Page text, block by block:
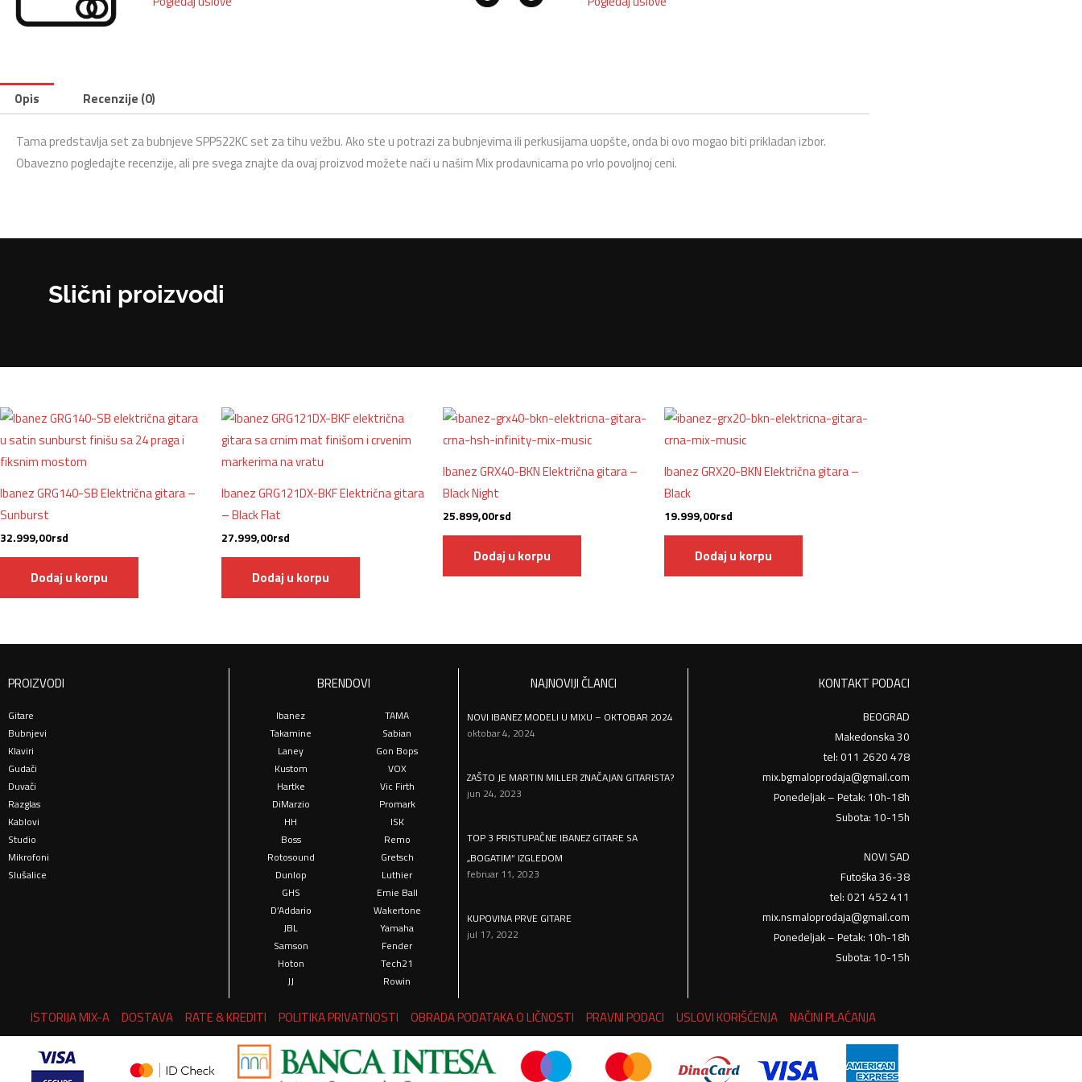
Opis Recenzije (0)
Tama predstavlja set za bubnjeve SPP522KC set za tihu vežbu. Ako ste u potrazi za bubnjevima ili perkusijama uopšte, onda bi ovo mogao biti prikladan izbor.
Obavezno pogledajte recenzije, ali pre svega znajte da ovaj proizvod možete naći u našim Mix prodavnicama po vrlo povoljnoj ceni.
Slični proizvodi
Ibanez GRG140-SB Električna gitara –
Sunburst
32.999,00rsd
Dodaj u korpu
Ibanez GRG121DX-BKF Električna gitara
– Black Flat
27.999,00rsd
Dodaj u korpu
Ibanez GRX40-BKN Električna gitara –
Black Night
25.899,00rsd
Dodaj u korpu
Ibanez GRX20-BKN Električna gitara –
Black
19.999,00rsd
Dodaj u korpu
PROIZVODI
Gitare
Bubnjevi
Klaviri
Gudači
Duvači
Razglas
Kablovi
Studio
Mikrofoni
Slušalice
BRENDOVI
Ibanez
Takamine
Laney
Kustom
Hartke
DiMarzio
HH
Boss
Rotosound
Dunlop
GHS
D’Addario
JBL
Samson
Hoton
JJ
TAMA
Sabian
Gon Bops
VOX
Vic Firth
Promark
ISK
Remo
Gretsch
Luthier
Ernie Ball
Wakertone
Yamaha
Fender
Tech21
Rowin
NAJNOVIJI ČLANCI
NOVI IBANEZ MODELI U MIXU – OKTOBAR 2024
oktobar 4, 2024
ZAŠTO JE MARTIN MILLER ZNAČAJAN GITARISTA?
jun 24, 2023
TOP 3 PRISTUPAČNE IBANEZ GITARE SA
„BOGATIM“ IZGLEDOM
februar 11, 2023
KUPOVINA PRVE GITARE
jul 17, 2022
KONTAKT PODACI
BEOGRAD
Makedonska 30
tel: 011 2620 478
mix.bgmaloprodaja@gmail.com
Ponedeljak – Petak: 10h-18h
Subota: 10-15h
NOVI SAD
Futoška 36-38
tel: 021 452 411
mix.nsmaloprodaja@gmail.com
Ponedeljak – Petak: 10h-18h
Subota: 10-15h
ISTORIJA MIX-A DOSTAVA RATE & KREDITI POLITIKA PRIVATNOSTI OBRADA PODATAKA O LIČNOSTI PRAVNI PODACI USLOVI KORIŠĆENJA NAČINI PLAĆANJA